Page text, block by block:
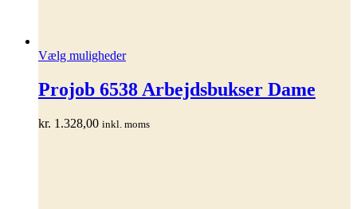
Vælg mulighederDette
har
flere
Mulighederne
Projob 6538 Arbejdsbukser Dame
kr. 1.328,00 inkl. moms